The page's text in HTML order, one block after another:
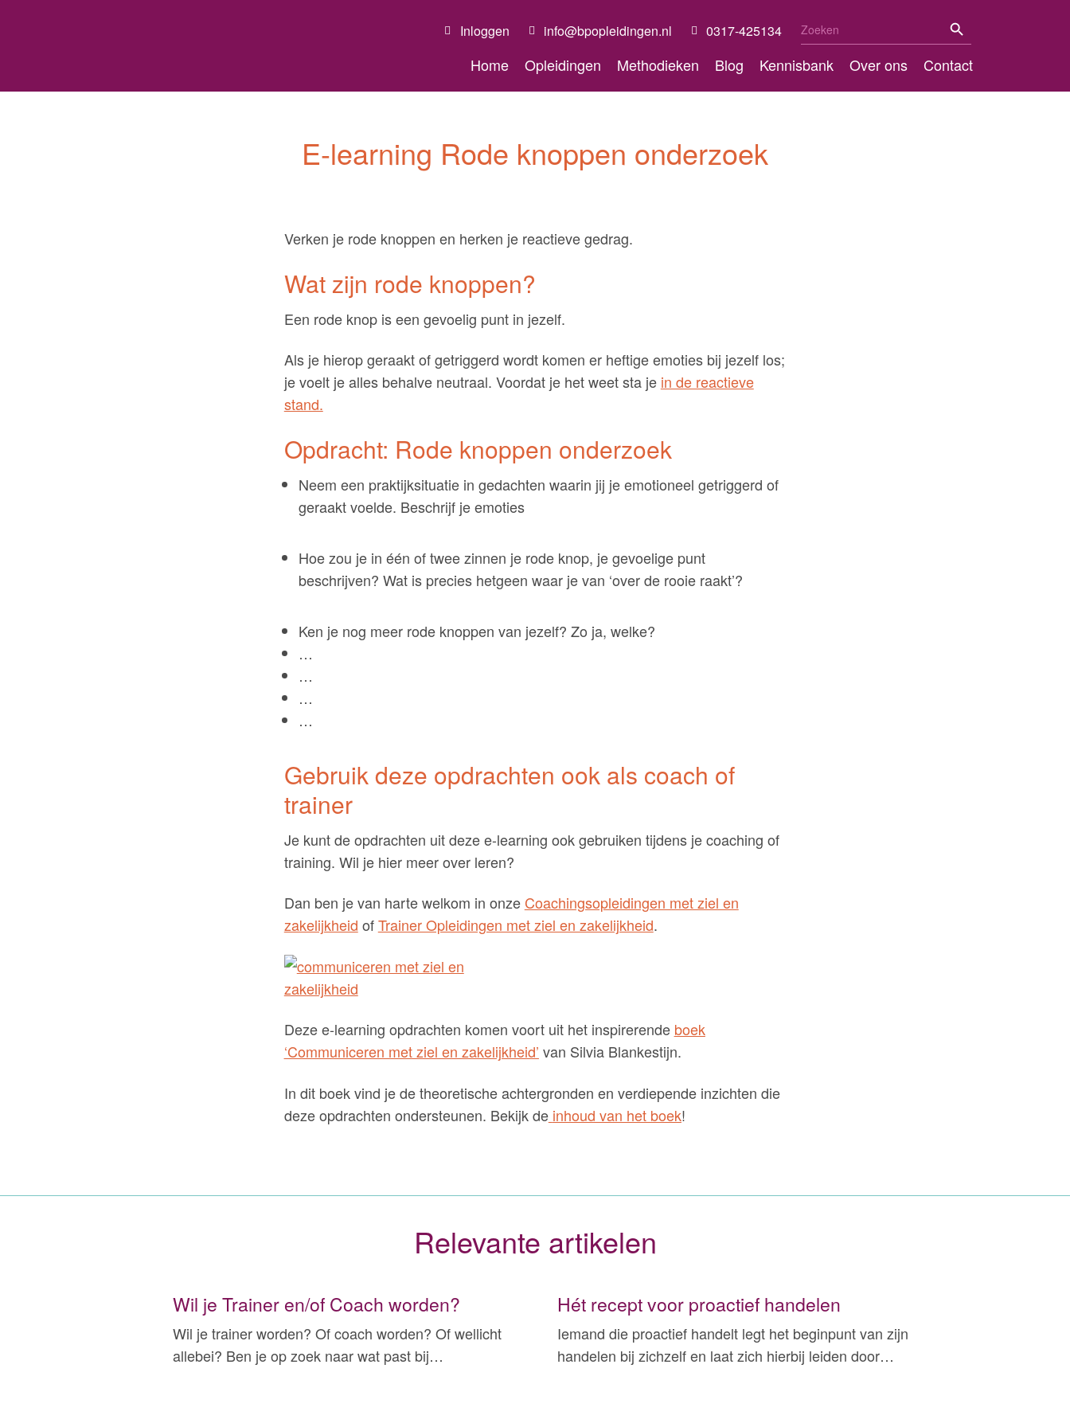
Inloggen info@bpopleidingen.nl 0317-425134 Zoek
naar:
Home Opleidingen Methodieken Blog Kennisbank Over ons Contact
E-learning Rode knoppen onderzoek
Verken je rode knoppen en herken je reactieve gedrag.
Wat zijn rode knoppen?
Een rode knop is een gevoelig punt in jezelf.
Als je hierop geraakt of getriggerd wordt komen er heftige emoties bij jezelf los;
je voelt je alles behalve neutraal. Voordat je het weet sta je in de reactieve
stand.
Opdracht: Rode knoppen onderzoek
Neem een praktijksituatie in gedachten waarin jij je emotioneel getriggerd of
geraakt voelde. Beschrijf je emoties
Hoe zou je in één of twee zinnen je rode knop, je gevoelige punt
beschrijven? Wat is precies hetgeen waar je van ‘over de rooie raakt’?
Ken je nog meer rode knoppen van jezelf? Zo ja, welke?
…
…
…
…
Gebruik deze opdrachten ook als coach of
trainer
Je kunt de opdrachten uit deze e-learning ook gebruiken tijdens je coaching of
training. Wil je hier meer over leren?
Dan ben je van harte welkom in onze Coachingsopleidingen met ziel en
zakelijkheid ofTrainer Opleidingen met ziel en zakelijkheid.
Deze e-learning opdrachten komen voort uit het inspirerende boek
‘Communiceren met ziel en zakelijkheid’ van Silvia Blankestijn.
In dit boek vind je de theoretische achtergronden en verdiepende inzichten die
deze opdrachten ondersteunen. Bekijk de inhoud van het boek!
Relevante artikelen
Wil je Trainer en/of Coach worden?
Wil je trainer worden? Of coach worden? Of wellicht
allebei? Ben je op zoek naar wat past bij…
Hét recept voor proactief handelen
Iemand die proactief handelt legt het beginpunt van zijn
handelen bij zichzelf en laat zich hierbij leiden door…